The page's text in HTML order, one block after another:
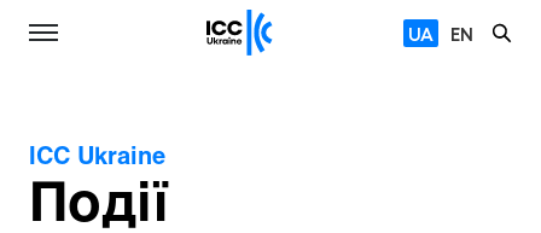
UA EN
ICC Ukraine
Події